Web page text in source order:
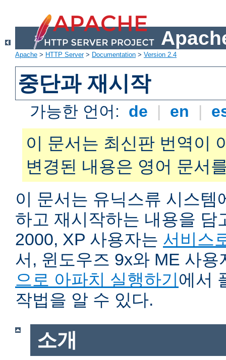
Apache > HTTP Server> Documentation > Version 2.4
중단과 재시작
가능한 언어: de | en |
이 문서는 최신판 번역이
변경된 내용은 영어 문서
이 문서는 유닉스류 시스템
하고 재시작하는 내용을 담
2000, XP 사용자는 서비스
서, 윈도우즈 9x와 ME 사
으로 아파치 실행하기에서
작법을 알 수 있다.
소개